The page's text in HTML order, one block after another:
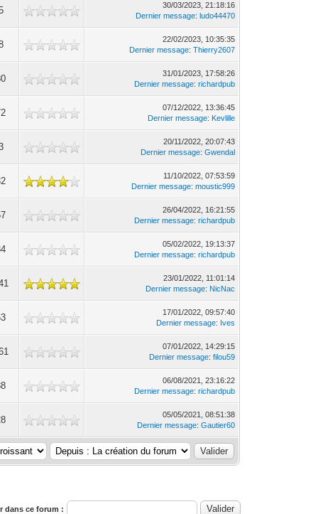
30/03/2023, 21:18:16
Dernier message:ludo44470
22/02/2023, 10:35:35
Dernier message:Thierry2607
31/01/2023, 17:58:26
Dernier message:richardpub
07/12/2022, 13:36:45
Dernier message: Kevlille
20/11/2022, 20:07:43
Dernier message:Gwendal
11/10/2022, 07:53:59
Dernier message:moustic999
26/04/2022, 16:21:55
Dernier message:richardpub
05/02/2022, 19:13:37
Dernier message:richardpub
23/01/2022, 11:01:14
Dernier message: NicNac
17/01/2022, 09:57:40
Dernier message: Ives
07/01/2022, 14:29:15
Dernier message:filou59
06/08/2021, 23:16:22
Dernier message:richardpub
05/05/2021, 08:51:38
Dernier message:Gautier60
dans ce forum :